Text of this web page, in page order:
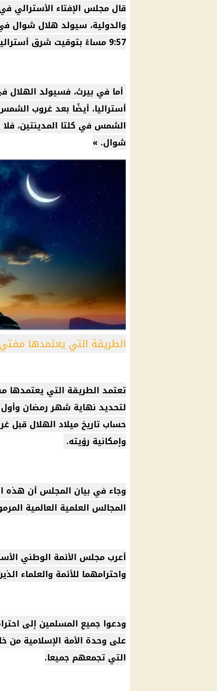
قال مجلس الإفتاء الأسترالي
9:57 مساءً بتوقيت شرق أستراليا، بعد غروب شمس تلك الليلة.
أستراليا، أيضًا بعد غروب
الشمس في كلتا المدينتين،
شوال. »
الطريقة التي يعتمدها
تعتمد الطريقة التي يعتمدها
لتحديد نهاية شهر رمضان
حساب تاريخ ميلاد الهلال
وإمكانية رؤيته.
وجاء في بيان المجلس أن هذه
المجالس العلمية العالمية
أعرب مجلس الأئمة الوطني
واحترامهما للأئمة والعلماء
ودعوا جميع المسلمين إلى
على وحدة الأمة الإسلامية من
التي تجمعهم جميعا.